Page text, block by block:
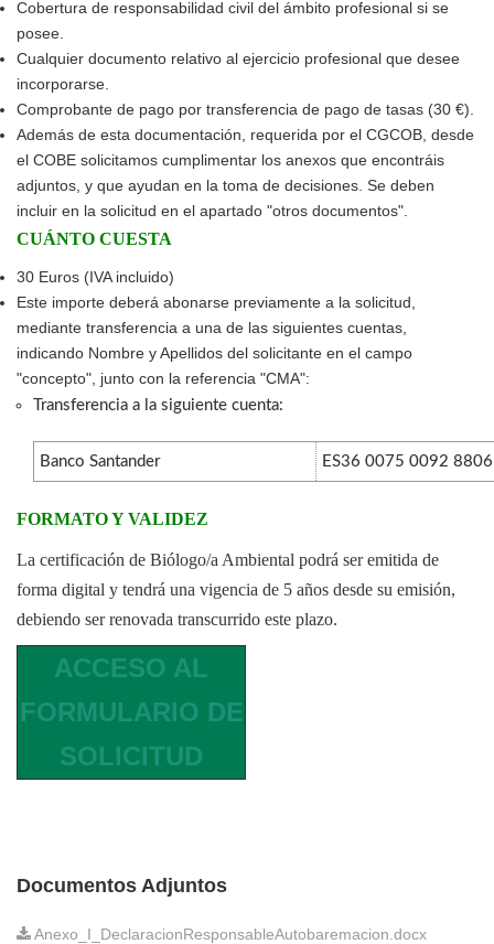
Cobertura de responsabilidad civil del ámbito profesional si se
posee.
Cualquier documento relativo al ejercicio profesional que desee
incorporarse.
Comprobante de pago por transferencia de pago de tasas (30 €).
Además de esta documentación, requerida por el CGCOB, desde
el COBE solicitamos cumplimentar los anexos que encontráis
adjuntos, y que ayudan en la toma de decisiones. Se deben
incluir en la solicitud en el apartado "otros documentos".
CUÁNTO CUESTA
30 Euros (IVA incluido)
Este importe deberá abonarse previamente a la solicitud,
mediante transferencia a una de las siguientes cuentas,
indicando Nombre y Apellidos del solicitante en el campo
"concepto", junto con la referencia "CMA":
Transferencia a la siguiente cuenta:
Banco Santander ES36 0075 0092
FORMATO Y VALIDEZ
La certificación de Biólogo/a Ambiental podrá ser emitida de
forma digital y tendrá una vigencia de 5 años desde su emisión,
debiendo ser renovada transcurrido este plazo.
ACCESO AL
FORMULARIO DE
SOLICITUD
Documentos Adjuntos
Anexo_I_DeclaracionResponsableAutobaremacion.docx